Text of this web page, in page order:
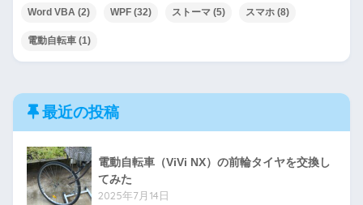
Word VBA (2) WPF (32) ストーマ (5) スマホ (8)
電動自転車 (1)
最近の投稿
電動自転車（ViVi NX）の前輪タイヤを交換し
てみた
2025年7月14日